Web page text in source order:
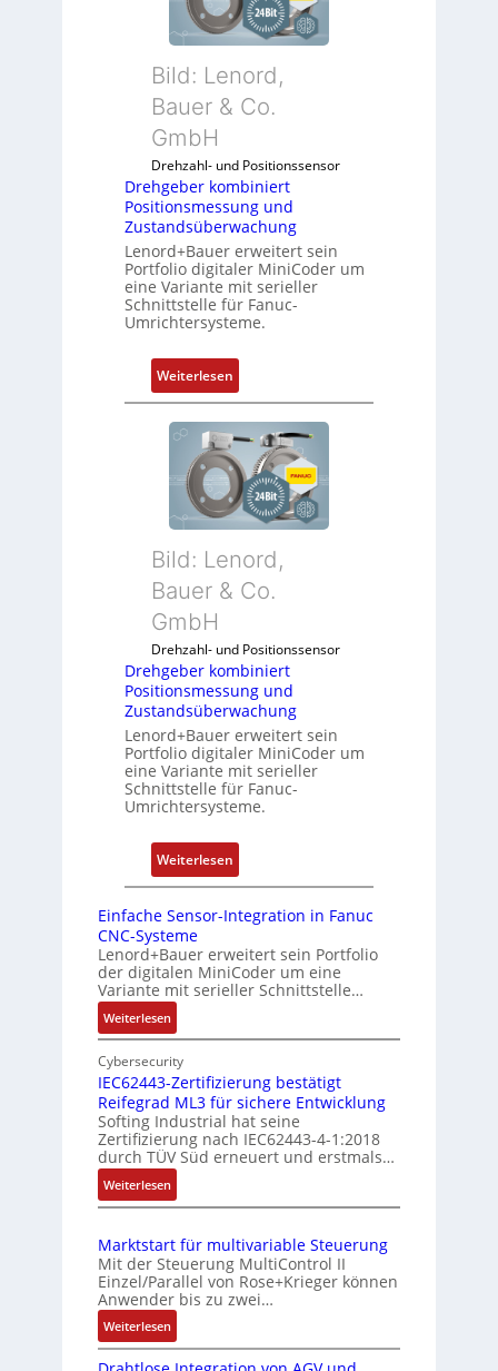
t
s
c
h
e
x
i
b
e
l
f
r
d
i
e
A
n
w
e
d
u
g
k
o
n
f
i
g
u
e
e
f
n
d
u
l
b
r
i
g
e
n
G
u
n
G
a
e
n
R
a
s
p
e
r
y
i
Bild: Lenord,
Bauer & Co.
GmbH
Drehzahl- und Positionssensor
Drehgeber kombiniert
Positionsmessung und
Zustandsüberwachung
Lenord+Bauer erweitert sein
Portfolio digitaler MiniCoder um
eine Variante mit serieller
Schnittstelle für Fanuc-
Umrichtersysteme.
Weiterlesen:
D
r
e
h
g
e
e
m
b
i
i
e
r
t
P
o
s
i
i
o
e
s
s
u
n
n
d
Z
u
t
Bild: Lenord,
Bauer & Co.
GmbH
Drehzahl- und Positionssensor
Drehgeber kombiniert
Positionsmessung und
Zustandsüberwachung
Lenord+Bauer erweitert sein
Portfolio digitaler MiniCoder um
eine Variante mit serieller
Schnittstelle für Fanuc-
Umrichtersysteme.
Weiterlesen:
D
h
g
e
e
k
o
m
b
n
e
r
t
o
Einfache Sensor-Integration in Fanuc
CNC-Systeme
Lenord+Bauer erweitert sein Portfolio
der digitalen MiniCoder um eine
Variante mit serieller Schnittstelle…
Weiterlesen:
E
i
n
a
c
h
e
S
n
s
o
r
-
I
Cybersecurity
IEC62443-Zertifizierung bestätigt
Reifegrad ML3 für sichere Entwicklung
Softing Industrial hat seine
Zertifizierung nach IEC62443-4-1:2018
durch TÜV Süd erneuert und erstmals…
Weiterlesen:
I
C
6
2
4
4
3
Marktstart für multivariable Steuerung
Mit der Steuerung MultiControl II
Einzel/Parallel von Rose+Krieger können
Anwender bis zu zwei…
Weiterlesen:
M
a